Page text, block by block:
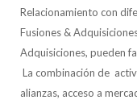
Relacionamiento con
Fusiones &
Adquisiciones, pueden
La combinación de
alianzas, acceso a